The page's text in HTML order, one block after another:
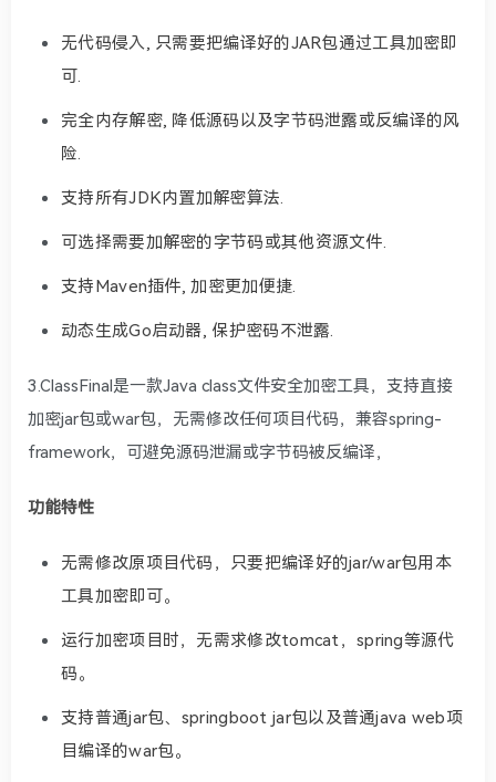
无代码侵入, 只需要把编译好的JAR包通过工具加密即
可.
完全内存解密, 降低源码以及字节码泄露或反编译的风
险.
支持所有JDK内置加解密算法.
可选择需要加解密的字节码或其他资源文件.
支持Maven插件, 加密更加便捷.
动态生成Go启动器, 保护密码不泄露.
3.ClassFinal是一款Java class文件安全加密工具，支持直接
加密jar包或war包，无需修改任何项目代码，兼容spring-
framework，可避免源码泄漏或字节码被反编译，
功能特性
无需修改原项目代码，只要把编译好的jar/war包用本
工具加密即可。
运行加密项目时，无需求修改tomcat，spring等源代
码。
支持普通jar包、springboot jar包以及普通java web项
目编译的war包。